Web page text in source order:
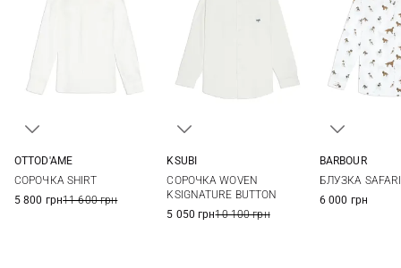
OTTOD'AME
СОРОЧКА SHIRT
5 800 грн11 600 грн
KSUBI
СОРОЧКА WOVEN
KSIGNATURE BUTTON
5 050 грн10 100 грн
BARBOUR
БЛУЗКА SAFARI
6 000 грн